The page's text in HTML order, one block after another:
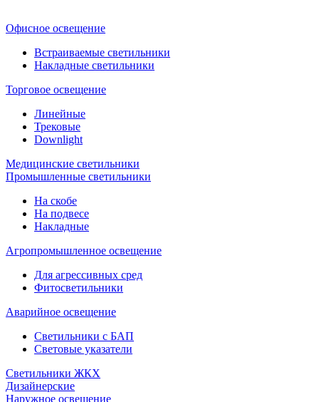
Офисное освещение
Встраиваемые светильники
Накладные светильники
Торговое освещение
Линейные
Трековые
Downlight
Медицинские светильники
Промышленные светильники
На скобе
На подвесе
Накладные
Агропромышленное освещение
Для агрессивных сред
Фитосветильники
Аварийное освещение
Светильники с БАП
Световые указатели
Светильники ЖКХ
Дизайнерские
Наружное освещение